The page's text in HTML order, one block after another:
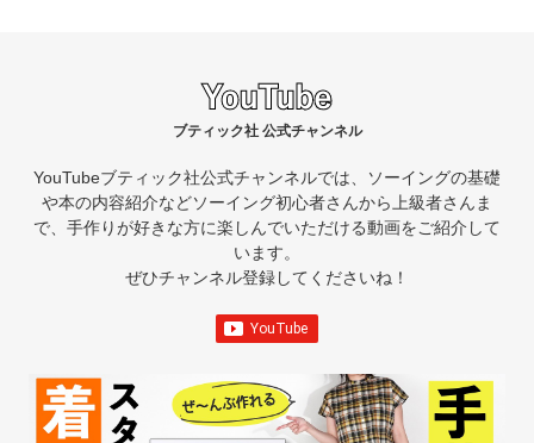
ブティック社 公式チャンネル
YouTubeブティック社公式チャンネルでは、ソーイングの基礎
や本の内容紹介などソーイング初心者さんから上級者さんま
で、手作りが好きな方に楽しんでいただける動画をご紹介して
います。
ぜひチャンネル登録してくださいね！